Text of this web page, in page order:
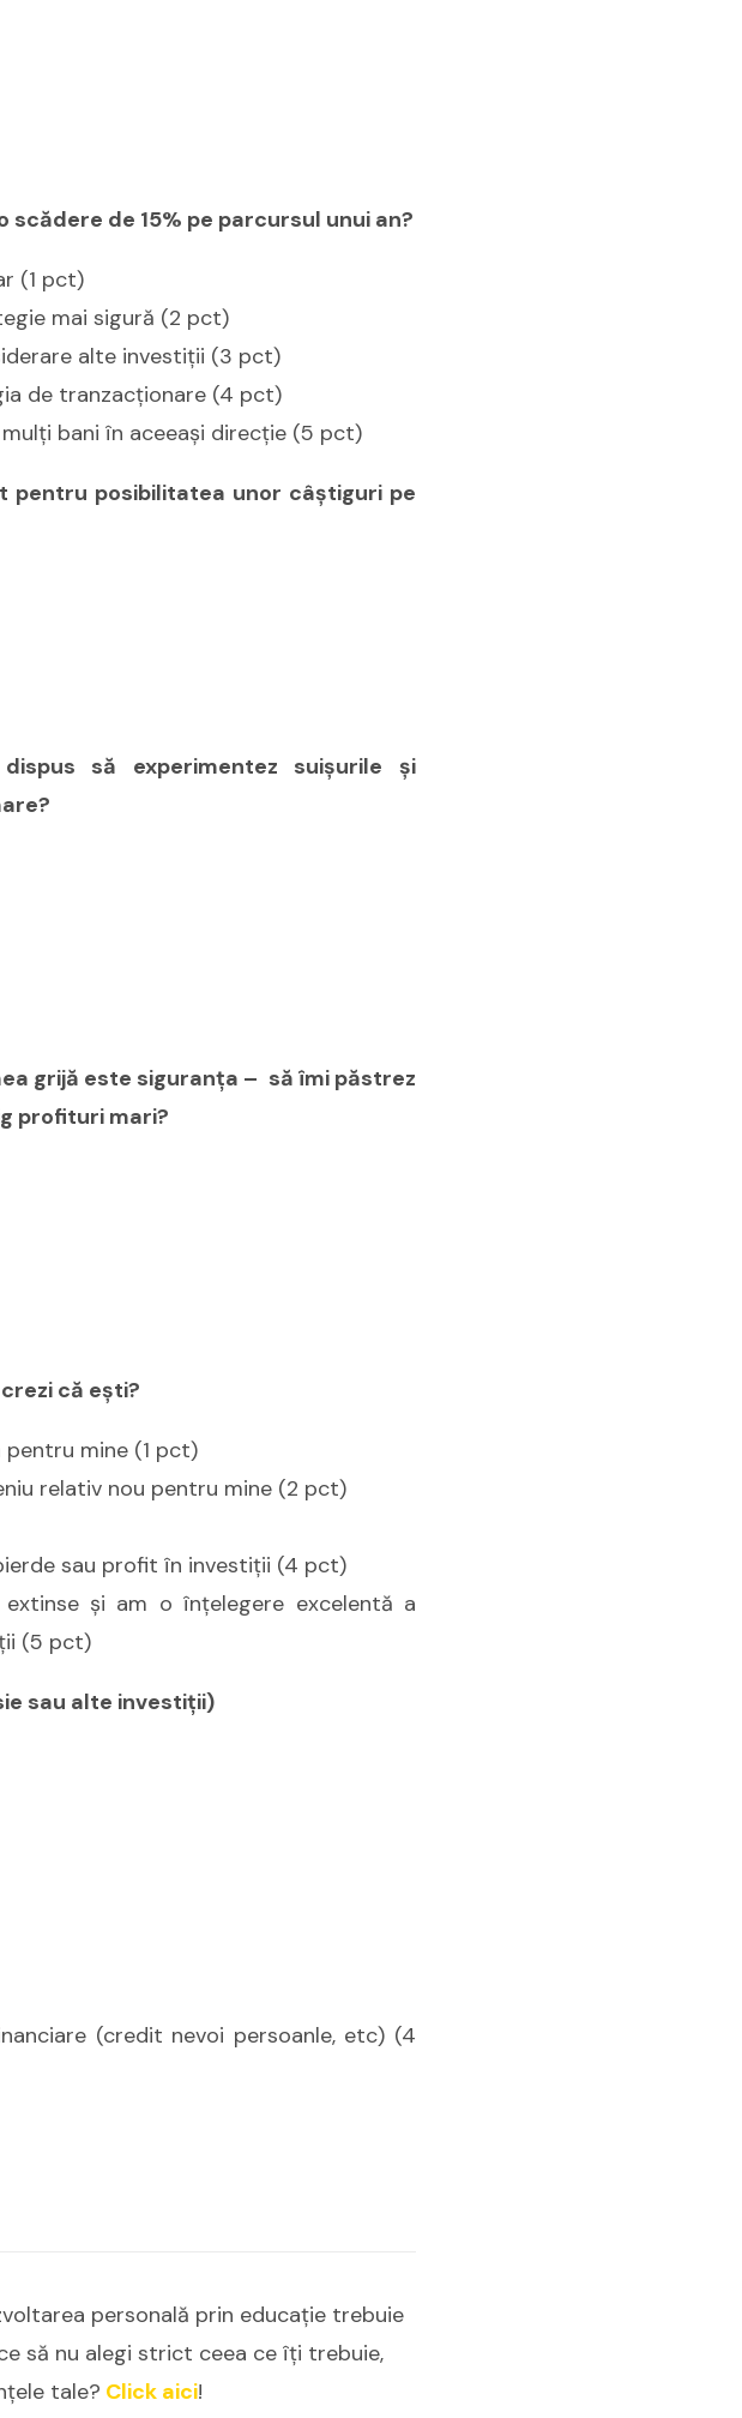
de 15% pe parcursul unui an?
(1 pct)
mai sigură (2 pct)
alte investiţii (3 pct)
de tranzacţionare (4 pct)
bani în aceeaşi direcţie (5 pct)
posibilitatea unor câştiguri pe
să experimentez suişurile şi
grijă este siguranţa – să îmi păstrez
profituri mari?
că eşti?
mine (1 pct)
relativ nou pentru mine (2 pct)
sau profit în investiţii (4 pct)
şi am o înţelegere excelentă a
(5 pct)
sau alte investiţii)
(credit nevoi persoanle, etc) (4
personală prin educaţie trebuie
să nu alegi strict ceea ce îţi trebuie,
tale? Click aici!